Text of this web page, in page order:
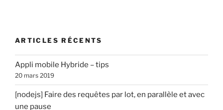
ARTICLES RÉCENTS
Appli mobile Hybride – tips
20 mars 2019
[nodejs] Faire des requêtes par lot, en parallèle et avec
une pause